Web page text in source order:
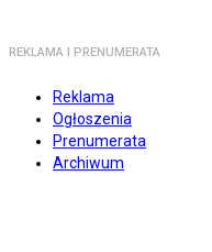
REKLAMA I PRENUMERATA
Reklama
Ogłoszenia
Prenumerata
Archiwum